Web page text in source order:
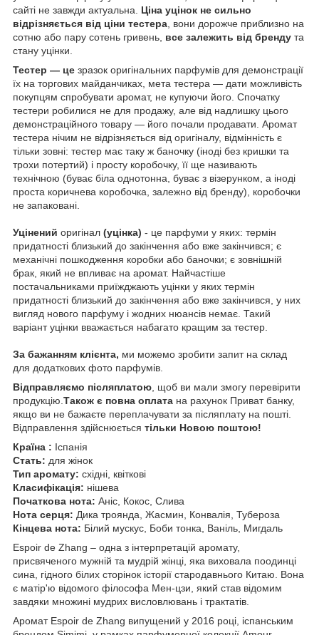
сайті не завжди актуальна.
Ціна уцінок не сильно
відрізняється від ціни тестера , вони дорожче приблизно на
сотню або пару сотень гривень, все залежить від бренду та
стану уцінки.
Тестер — це зразок оригінальних парфумів для демонстрації
їх на торгових майданчиках, мета тестера — дати можливість
покупцям спробувати аромат, не купуючи його. Спочатку
тестери робилися не для продажу, але від надлишку цього
демонстраційного товару — його почали продавати. Аромат
тестера нічим не відрізняється від оригіналу, відмінність є
тільки зовні: тестер має таку ж баночку (іноді без кришки та
трохи потертий) і просту коробочку, її ще називають
технічною (буває біла однотонна, буває з візерунком, а іноді
проста коричнева коробочка, залежно від бренду), коробочки
не запаковані.
Уцінений оригінал (уцінка) - це парфуми у яких: термін
придатності близький до закінчення або вже закінчився; є
механічні пошкодження коробки або баночки; є зовнішній
брак, який не впливає на аромат. Найчастіше
постачальниками приїжджають уцінки у яких термін
придатності близький до закінчення або вже закінчився, у них
вигляд нового парфуму і жодних нюансів немає. Такий
варіант уцінки вважається набагато кращим за тестер.
За бажанням клієнта, ми можемо зробити запит на склад
для додаткових фото парфумів.
Відправляємо післяплатою , щоб ви мали змогу перевірити
продукцію. Також є повна оплата на рахунок Приват банку,
якщо ви не бажаєте переплачувати за післяплату на пошті.
Відправлення здійснюється тільки Новою поштою!
Країна : Іспанія
Стать: для жінок
Тип аромату: східні, квіткові
Класифікація: нішева
Початкова нота: Аніс, Кокос, Слива
Нота серця: Дика троянда, Жасмин, Конвалія, Тубероза
Кінцева нота: Білий мускус, Боби тонка, Ваніль, Мигдаль
Espoir de Zhang – одна з інтерпретацій аромату,
присвяченого мужній та мудрій жінці, яка виховала поодинці
сина, гідного білих сторінок історії стародавнього Китаю. Вона
є матір'ю відомого філософа Мен-цзи, який став відомим
завдяки множині мудрих висловлювань і трактатів.
Аромат Espoir de Zhang випущений у 2016 році, іспанським